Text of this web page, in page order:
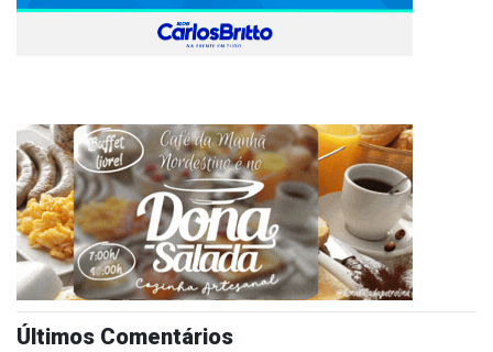
Últimos Comentários